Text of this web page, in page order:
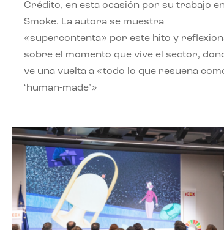
Crédito, en esta ocasión por su trabajo
Smoke. La autora se muestra
«supercontenta» por este hito y
sobre el momento que vive el sector,
ve una vuelta a «todo lo que resuena
‘human-made’»